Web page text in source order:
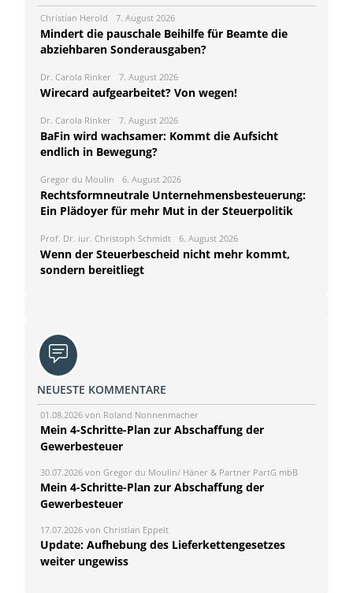
Christian Herold 7. August 2026
Mindert die pauschale Beihilfe für Beamte die
abziehbaren Sonderausgaben?
Dr. Carola Rinker 7. August 2026
Wirecard aufgearbeitet? Von wegen!
Dr. Carola Rinker 7. August 2026
BaFin wird wachsamer: Kommt die Aufsicht
endlich in Bewegung?
Gregor du Moulin 6. August 2026
Rechtsformneutrale Unternehmensbesteuerung:
Ein Plädoyer für mehr Mut in der Steuerpolitik
Prof. Dr. iur. Christoph Schmidt 6. August 2026
Wenn der Steuerbescheid nicht mehr kommt,
sondern bereitliegt
NEUESTE KOMMENTARE
01.08.2026 von Roland Nonnenmacher
Mein 4-Schritte-Plan zur Abschaffung der
Gewerbesteuer
30.07.2026 von Gregor du Moulin/ Häner & Partner PartG mbB
Mein 4-Schritte-Plan zur Abschaffung der
Gewerbesteuer
17.07.2026 von Christian Eppelt
Update: Aufhebung des Lieferkettengesetzes
weiter ungewiss